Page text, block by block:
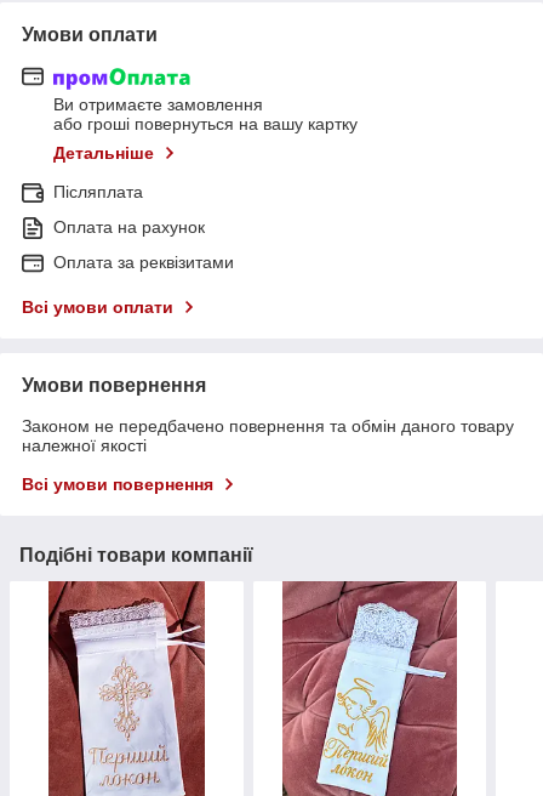
Умови оплати
Ви отримаєте замовлення
або гроші повернуться на вашу картку
Детальніше
Післяплата
Оплата на рахунок
Оплата за реквізитами
Всі умови оплати
Умови повернення
Законом не передбачено повернення та обмін даного товару
належної якості
Всі умови повернення
Подібні товари компанії